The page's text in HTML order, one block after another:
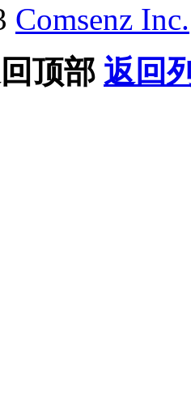
Comsenz Inc.
顶部 返回